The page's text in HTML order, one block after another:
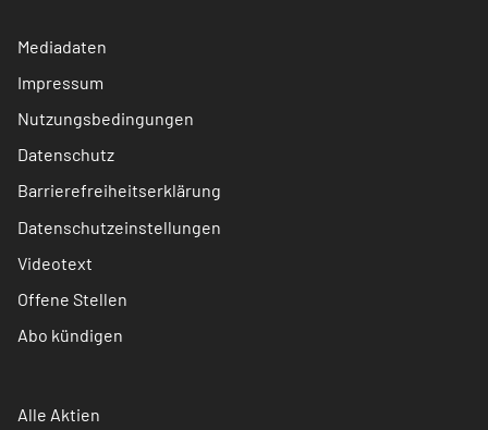
Mediadaten
Impressum
Nutzungsbedingungen
Datenschutz
Barrierefreiheitserklärung
Datenschutzeinstellungen
Videotext
Offene Stellen
Abo kündigen
Alle Aktien